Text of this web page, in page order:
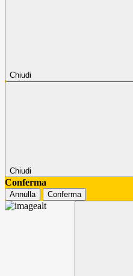
Chiudi
Chiudi
Conferma
Annulla Conferma